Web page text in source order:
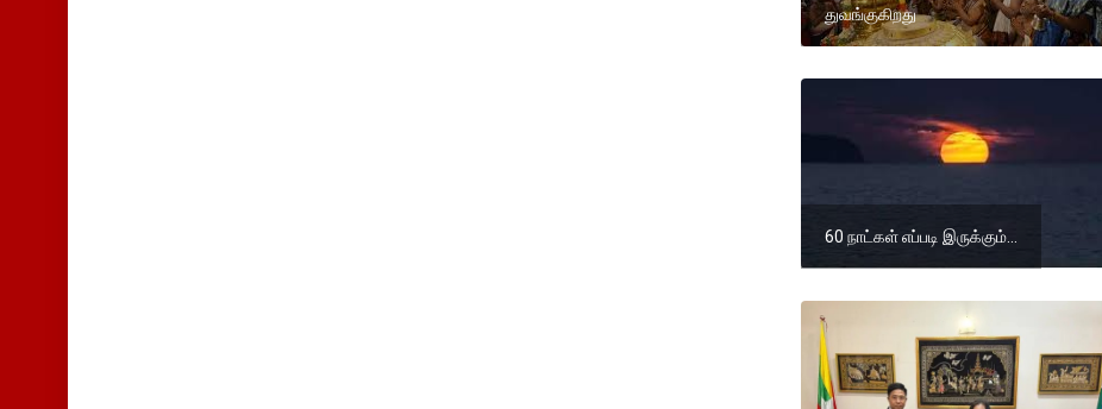
துவங்குகிறது
60 நாட்கள் எப்படி இருக்கும்...